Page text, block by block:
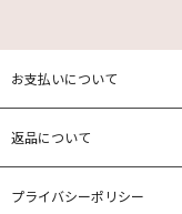
お支払いについて
返品について
プライバシーポリシー